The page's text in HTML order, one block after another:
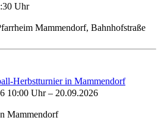
Uhr
Mammendorf, Bahnhofstraße
Herbstturnier in Mammendorf
10:00 Uhr– 20.09.2026
Mammendorf